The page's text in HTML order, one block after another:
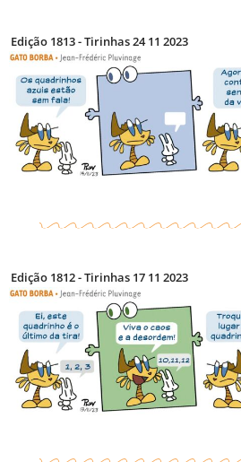
Edição 1813 - Tirinhas 24 11 2023
Edição 1812 - Tirinhas 17 11 2023